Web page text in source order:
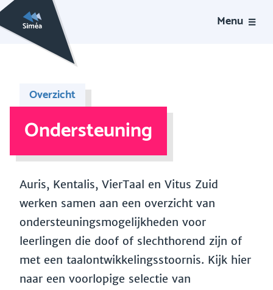
Menu
Overzicht
Ondersteuning
Auris, Kentalis, VierTaal en Vitus Zuid
werken samen aan een overzicht van
ondersteuningsmogelijkheden voor
leerlingen die doof of slechthorend zijn of
met een taalontwikkelingsstoornis. Kijk hier
naar een voorlopige selectie van